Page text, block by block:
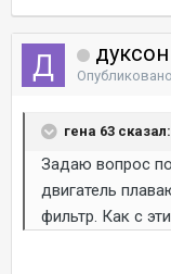
дуксон
Опубликовано
гена 63 сказал:
Задаю вопрос
двигатель
фильтр. Как с